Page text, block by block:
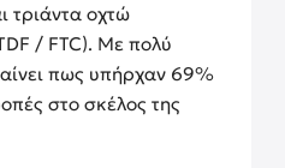
τριάντα οχτώ
/ FTC). Με πολύ
πως υπήρχαν 69%
στο σκέλος της